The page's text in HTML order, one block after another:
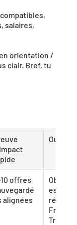
salaires,
orientation /
clair. Bref, tu
Outils
offres
alignées
es
France
Travail